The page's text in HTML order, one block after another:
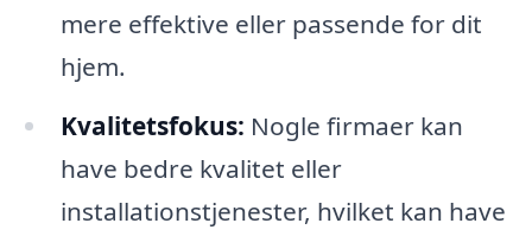
mere effektive eller passende for dit
hjem.
Kvalitetsfokus: Nogle firmaer kan
have bedre kvalitet eller
installationstjenester, hvilket kan have